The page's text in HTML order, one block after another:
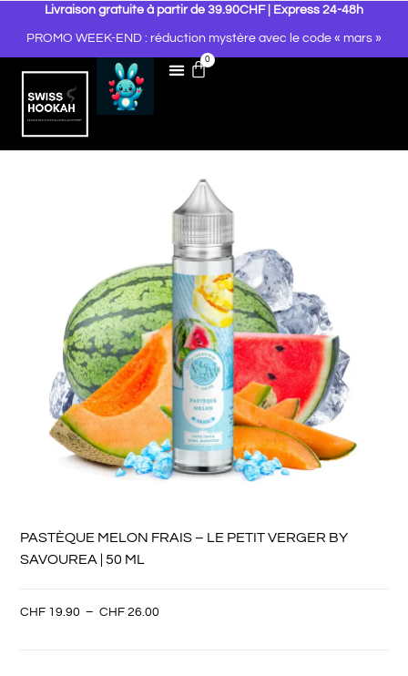
Livraison gratuite à partir de 39.90CHF | Express 24-48h
PROMO WEEK-END : réduction mystère avec le code « mars »
0
PASTÈQUE MELON FRAIS – LE PETIT VERGER BY
SAVOUREA | 50 ML
CHF 19.90 – CHF 26.00